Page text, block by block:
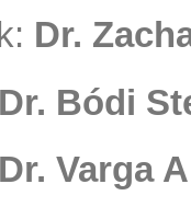
Dr.
Dr. Bódi
Dr. Varga